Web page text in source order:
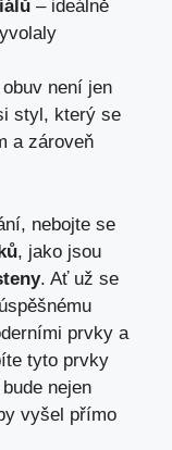
– ideálně
není jen
styl, který se
a zároveň
nebojte se
, jako jsou
. Ať už se
prvky a
tyto prvky
nejen
vyšel přímo